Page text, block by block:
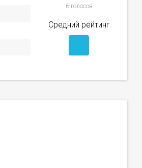
6 голосов
Средний рейтинг